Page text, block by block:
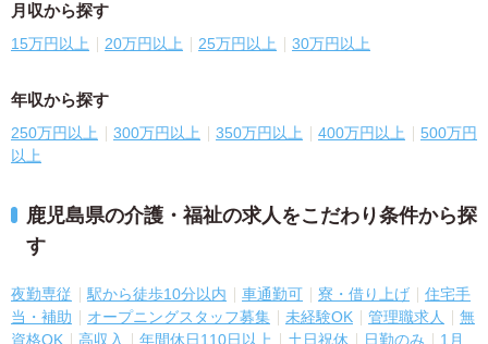
月収から探す
15万円以上 20万円以上 25万円以上 30万円以上
年収から探す
250万円以上 300万円以上 350万円以上 400万円以上
500万円
以上
鹿児島県の介護・福祉の求人をこだわり条件から探
す
夜勤専従 駅から徒歩10分以内 車通勤可 寮・借り上げ
住宅手
当・補助
オープニングスタッフ募集 未経験OK 管理職求人
無
資格OK
高収入 年間休日110日以上 土日祝休 日勤のみ
1月